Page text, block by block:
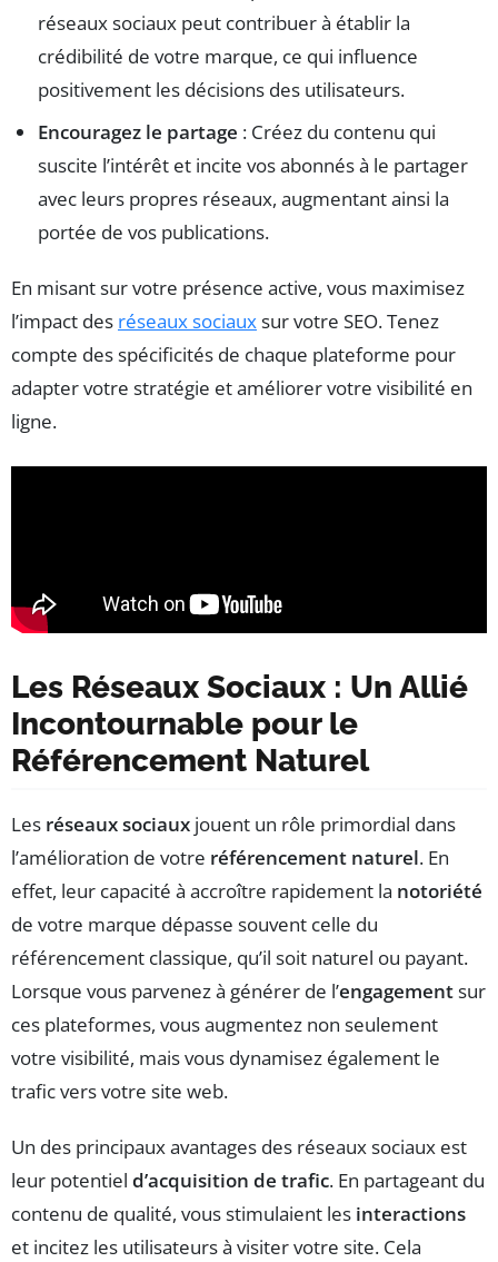
réseaux sociaux peut contribuer à établir la
crédibilité de votre marque, ce qui influence
positivement les décisions des utilisateurs.
Encouragez le partage : Créez du contenu qui
suscite l’intérêt et incite vos abonnés à le partager
avec leurs propres réseaux, augmentant ainsi la
portée de vos publications.
En misant sur votre présence active, vous maximisez
l’impact des réseaux sociauxsur votre SEO. Tenez
compte des spécificités de chaque plateforme pour
adapter votre stratégie et améliorer votre visibilité en
ligne.
Les Réseaux Sociaux : Un Allié
Incontournable pour le
Référencement Naturel
Les réseaux sociaux jouent un rôle primordial dans
l’amélioration de votre référencement naturel. En
effet, leur capacité à accroître rapidement la notoriété
de votre marque dépasse souvent celle du
référencement classique, qu’il soit naturel ou payant.
Lorsque vous parvenez à générer de l’engagementsur
ces plateformes, vous augmentez non seulement
votre visibilité, mais vous dynamisez également le
trafic vers votre site web.
Un des principaux avantages des réseaux sociaux est
leur potentiel d’acquisition de trafic. En partageant du
contenu de qualité, vous stimulaient les interactions
et incitez les utilisateurs à visiter votre site. Cela